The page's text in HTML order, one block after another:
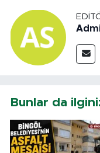
Bunlar da